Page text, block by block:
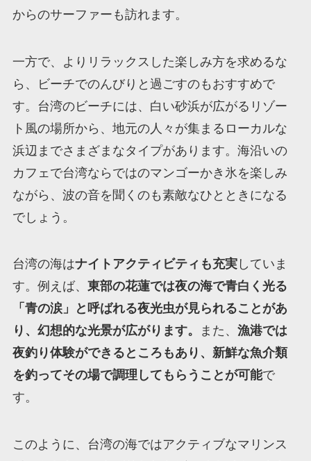
からのサーファーも訪れます。
一方で、よりリラックスした楽しみ方を求めるな
ら、ビーチでのんびりと過ごすのもおすすめで
す。台湾のビーチには、白い砂浜が広がるリゾー
ト風の場所から、地元の人々が集まるローカルな
浜辺までさまざまなタイプがあります。海沿いの
カフェで台湾ならではのマンゴーかき氷を楽しみ
ながら、波の音を聞くのも素敵なひとときになる
でしょう。
台湾の海はナイトアクティビティも充実していま
す。例えば、 東部の花蓮では夜の海で青白く光る
「青の涙」と呼ばれる夜光虫が見られることがあ
り、幻想的な光景が広がります。
また、 漁港では
夜釣り体験ができるところもあり、新鮮な魚介類
を釣ってその場で調理してもらうことが可能で
す。
このように、台湾の海ではアクティブなマリンス